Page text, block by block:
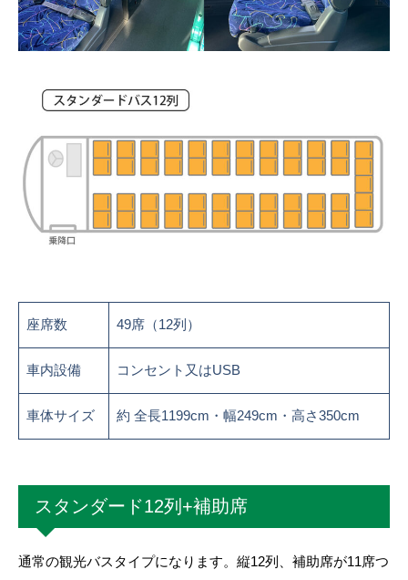
座席数 49席（12列）
車内設備 コンセント又はUSB
車体サイズ 約 全長1199cm・幅249cm・高さ350cm
スタンダード12列+補助席
通常の観光バスタイプになります。縦12列、補助席が11席つ